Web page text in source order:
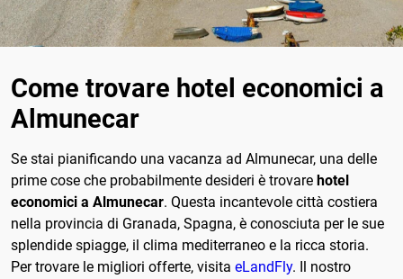
Come trovare hotel economici a
Almunecar
Se stai pianificando una vacanza ad Almunecar, una delle
prime cose che probabilmente desideri è trovare hotel
economici a Almunecar. Questa incantevole città costiera
nella provincia di Granada, Spagna, è conosciuta per le sue
splendide spiagge, il clima mediterraneo e la ricca storia.
Per trovare le migliori offerte, visita eLandFly. Il nostro